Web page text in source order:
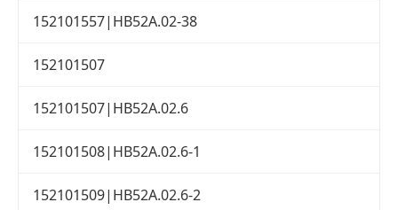
152101557|HB52A.02-38
152101507
152101507|HB52A.02.6
152101508|HB52A.02.6-1
152101509|HB52A.02.6-2